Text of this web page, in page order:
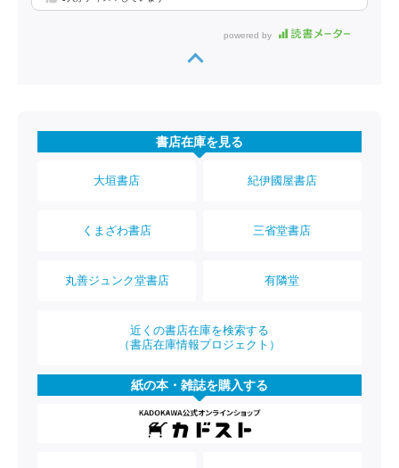
powered by
書店在庫を見る
大垣書店 紀伊國屋書店
くまざわ書店 三省堂書店
丸善ジュンク堂書店 有隣堂
近くの書店在庫を検索する
（書店在庫情報プロジェクト）
紙の本・雑誌を購入する